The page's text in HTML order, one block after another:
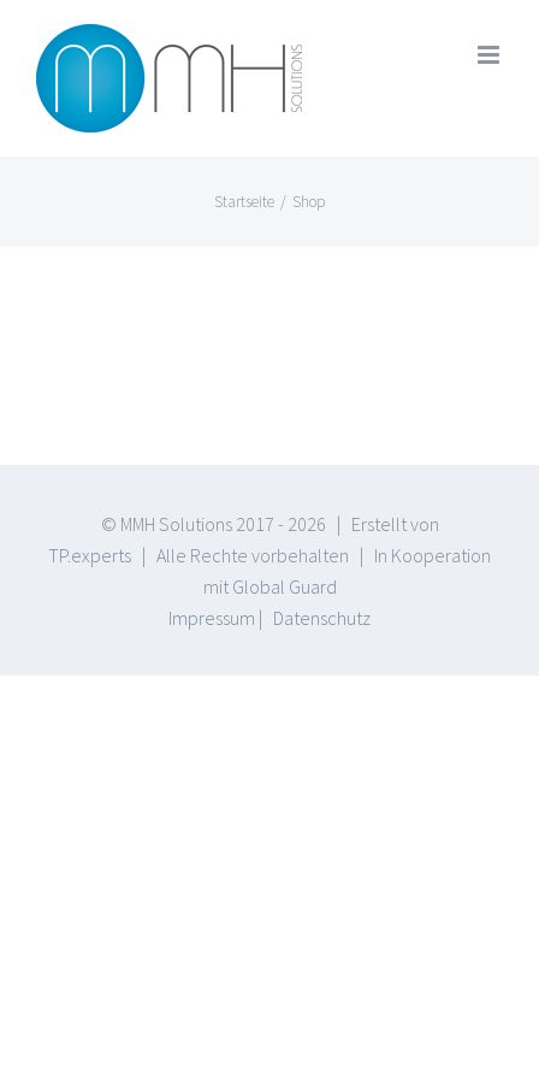
Inhalt
springen
Startseite / Shop
© MMH Solutions 2017 - 2026 | Erstellt von
TP.experts | Alle Rechte vorbehalten | In Kooperation
mit Global Guard
Impressum | Datenschutz